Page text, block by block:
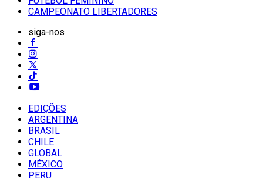
CAMPEONATO LIBERTADORES
siga-nos
EDIÇÕES
ARGENTINA
BRASIL
CHILE
GLOBAL
MÉXICO
PERU